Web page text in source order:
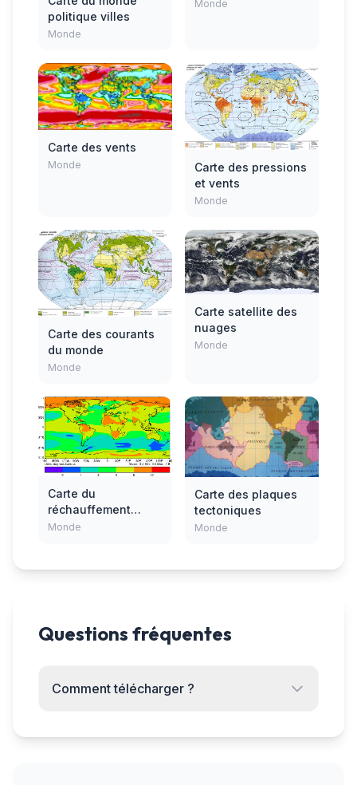
politique villes
Monde
Monde
Carte des vents
Monde
Carte des pressions
et vents
Monde
Carte des courants
du monde
Monde
Carte satellite des
nuages
Monde
Carte du
réchauffement
climatique
Monde
Carte des plaques
tectoniques
Monde
Questions fréquentes
Comment télécharger ?